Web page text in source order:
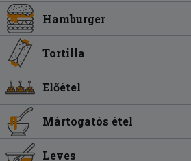
Hamburger
Tortilla
Előétel
Mártogatós étel
Leves